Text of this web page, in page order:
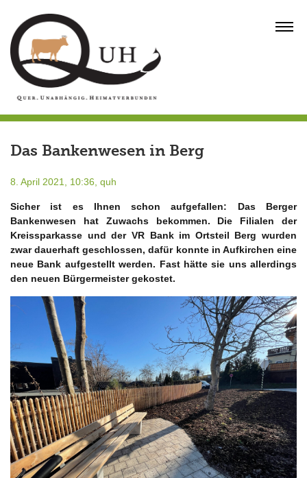
content
Das Bankenwesen in Berg
8. April 2021, 10:36, quh
Sicher ist es Ihnen schon aufgefallen: Das Berger
Bankenwesen hat Zuwachs bekommen. Die Filialen der
Kreissparkasse und der VR Bank im Ortsteil Berg wurden
zwar dauerhaft geschlossen, dafür konnte in Aufkirchen eine
neue Bank aufgestellt werden. Fast hätte sie uns allerdings
den neuen Bürgermeister gekostet.